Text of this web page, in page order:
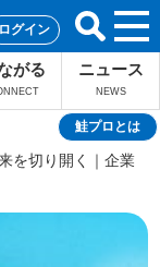
ログイン
がる ニュース
NEWS
鮭プロとは
を切り開く｜企業